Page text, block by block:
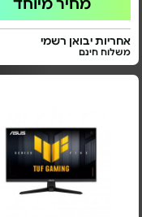
מחיר מיוחד
אחריות יבואן רשמי
משלוח חינם